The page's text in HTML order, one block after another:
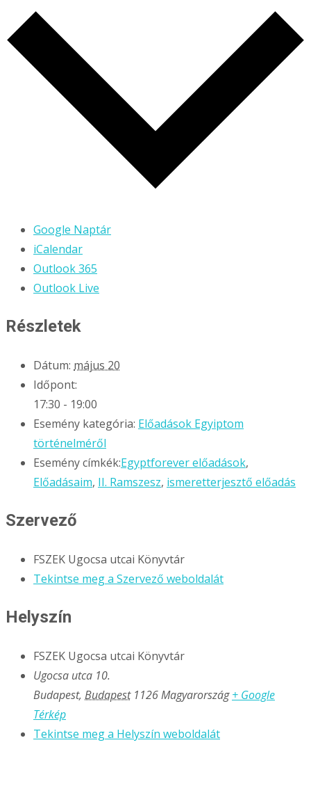
Google Naptár
iCalendar
Outlook 365
Outlook Live
Részletek
Dátum: május 20
Időpont:
17:30 - 19:00
Esemény kategória: Előadások Egyiptom
történelméről
Esemény címkék:Egyptforever előadások,
Előadásaim, II. Ramszesz, ismeretterjesztő előadás
Szervező
FSZEK Ugocsa utcai Könyvtár
Tekintse meg a Szervező weboldalát
Helyszín
FSZEK Ugocsa utcai Könyvtár
Ugocsa utca 10.
Budapest, Budapest 1126Magyarország + Google
Térkép
Tekintse meg a Helyszín weboldalát